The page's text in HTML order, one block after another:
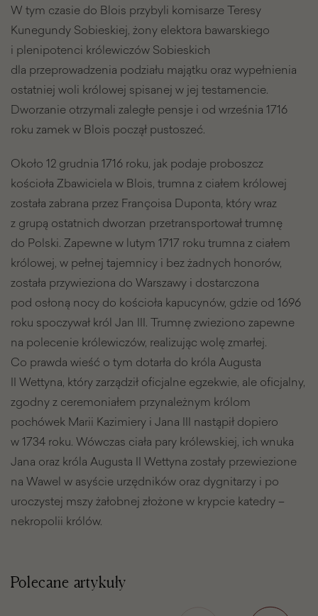
W tym czasie do Blois przybyli komisarze Teresy
Kunegundy Sobieskiej, żony elektora bawarskiego
i plenipotenci królewiczów Sobieskich
dla przeprowadzenia podziału majątku oraz wypełnienia
ostatniej woli królowej spisanej w jej testamencie.
Dworzanie otrzymali zaległe pensje i od września 1716
roku zamek w Blois począł pustoszeć.
Około 12 grudnia 1716 roku, jak podaje proboszcz
kościoła Zbawiciela w Blois, trumna z ciałem królowej
została zabrana przez Françoisa Duponta, który wraz
z grupą ostatnich dworzan przetransportował trumnę
do Polski. Zapewne w lutym 1717 roku trumna z ciałem
królowej, w pełnej tajemnicy i bez żadnych honorów,
została przywieziona do Warszawy i dostarczona
pod osłoną nocy do kościoła kapucynów, gdzie od 1696
roku spoczywał król Jan III. Trumnę zwieziono zapewne
na polecenie królewiczów, realizując wolę zmarłej.
Co prawda wieść o tym dotarła do króla Augusta
II Wettyna, który zarządził oficjalne egzekwie, ale oficjalny,
zgodny z ceremoniałem przynależnym królom
pochówek Marii Kazimiery i Jana III nastąpił dopiero
w 1734 roku. Wówczas ciała pary królewskiej, ich wnuka
Jana oraz króla Augusta II Wettyna zostały przewiezione
na Wawel w asyście urzędników oraz dygnitarzy i po
uroczystej mszy żałobnej złożone w krypcie katedry –
nekropolii królów.
Polecane artykuły